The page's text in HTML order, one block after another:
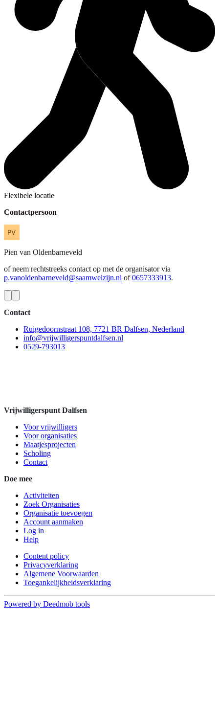
Flexibele locatie
Contactpersoon
Pien van Oldenbarneveld
of neem rechtstreeks contact op met de organisator via
p.vanoldenbarneveld@saamwelzijn.nl of 0657333913.
Contact
Ruigedoornstraat 108, 7721 BR Dalfsen, Nederland
info@vrijwilligerspuntdalfsen.nl
0529-793013
Vrijwilligerspunt Dalfsen
Voor vrijwilligers
Voor organisaties
Maatjesprojecten
Scholing
Contact
Doe mee
Activiteiten
Zoek Organisaties
Organisatie toevoegen
Account aanmaken
Log in
Help
Content policy
Privacyverklaring
Algemene Voorwaarden
Toegankelijkheidsverklaring
Powered by Deedmob tools